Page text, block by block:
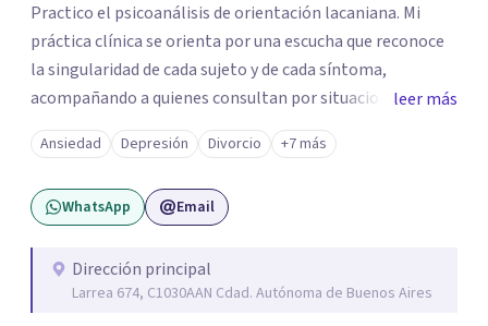
Practico el psicoanálisis de orientación lacaniana. Mi
práctica clínica se orienta por una escucha que reconoce
la singularidad de cada sujeto y de cada síntoma,
acompañando a quienes consultan por situaciones de
angustia, dificultades en los vínculos, inhibiciones,
duelos, crisis vitales, padecimientos subjetivos y otros
modos de malestar. La práctica analítica propone un
espacio de palabra donde cada sujeto pueda interrogar
construcción de una respuesta singular frente a su
malestar.
leer más
Ansiedad Depresión Divorcio +7 más
WhatsApp Email
Dirección principal
Larrea 674, C1030AAN Cdad. Autónoma de Buenos Aires